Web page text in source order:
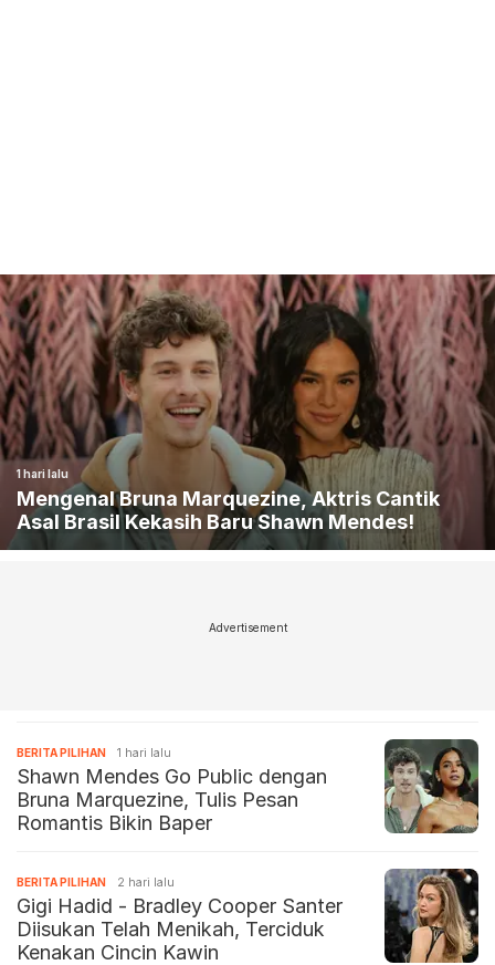
1 hari lalu
Mengenal Bruna Marquezine, Aktris Cantik
Asal Brasil Kekasih Baru Shawn Mendes!
Advertisement
BERITA PILIHAN 1 hari lalu
Shawn Mendes Go Public dengan
Bruna Marquezine, Tulis Pesan
Romantis Bikin Baper
BERITA PILIHAN 2 hari lalu
Gigi Hadid - Bradley Cooper Santer
Diisukan Telah Menikah, Terciduk
Kenakan Cincin Kawin